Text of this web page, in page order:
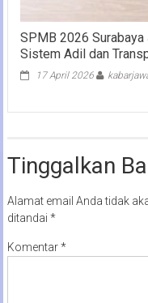
SPMB 2026
Sistem Adil dan
17 April 2026
Tinggalkan
Alamat email Anda tidak
ditandai *
Komentar*